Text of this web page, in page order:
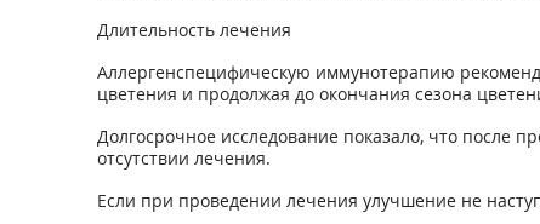
Длительность лечения
Аллергенспецифическую иммунотерапию
цветения и продолжая до окончания сезона
Долгосрочное исследование показало, что после
отсутствии лечения.
Если при проведении лечения улучшение не